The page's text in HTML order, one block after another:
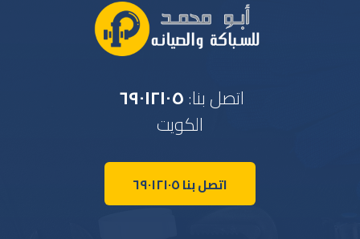
اتصل بنا:٦٩٠١٢١٠٥
الكويت
اتصل بنا ٦٩٠١٢١٠٥